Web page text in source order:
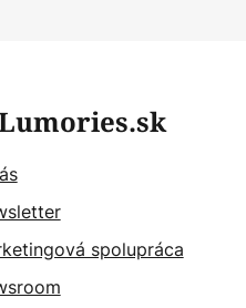
spolupráca